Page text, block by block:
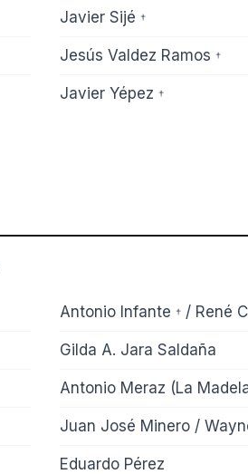
Javier Sijé †
Jesús Valdez Ramos †
Javier Yépez †
Antonio Infante † / René
Gilda A. Jara Saldaña
Antonio Meraz (La
Juan José Minero /
Eduardo Pérez